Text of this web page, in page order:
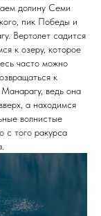
долину Семи
пик Победы и
Вертолет садится
к озеру, которое
часто можно
к
ведь она
а находимся
волнистые
с того ракурса